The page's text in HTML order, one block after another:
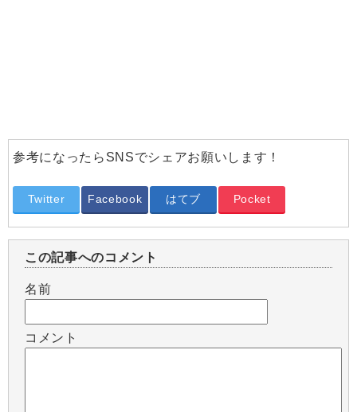
参考になったらSNSでシェアお願いします！
Twitter Facebook はてブ Pocket
この記事へのコメント
名前
コメント